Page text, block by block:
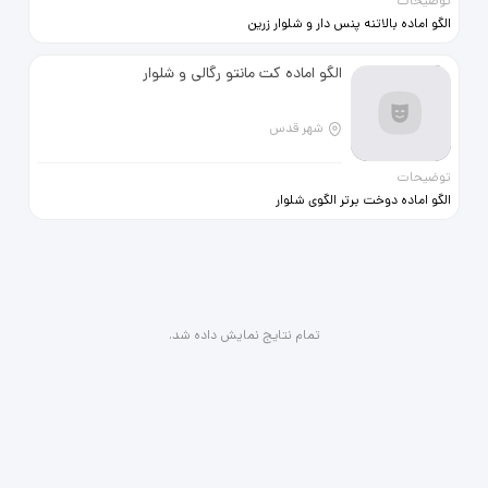
الگو اماده بالاتنه پنس دار و شلوار زرین
الگو اماده کت مانتو رگالی و شلوار
شهر قدس
توضیحات
الگو اماده دوخت برتر الگوی شلوار
تمام نتایج نمایش داده شد.